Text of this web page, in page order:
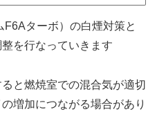
ターボ）の白煙対策と
を行なっていきます
と燃焼室での混合気が適切
増加につながる場合があり